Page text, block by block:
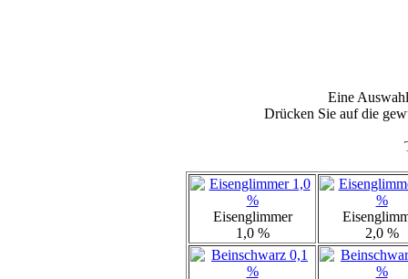
Eine
Drücken Sie auf die
Eisenglimmer
1,0 %
2,0 %